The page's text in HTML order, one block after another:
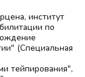
институт
по
(Специальная
тейпирования",